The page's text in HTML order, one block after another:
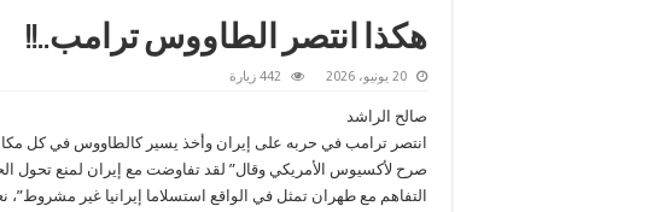
هكذا انتصر الطاووس ترامب..!!
20 يونيو، 2026 442 زيارة
صالح الراشد
انتصر ترامب في حربه على إيران وأخذ يسير كالطاووس في كل
صرح لأكسيوس الأمريكي وقال” لقد تفاوضت مع إيران لمنع تحول
التفاهم مع طهران تمثل في الواقع استسلاما إيرانيا غير